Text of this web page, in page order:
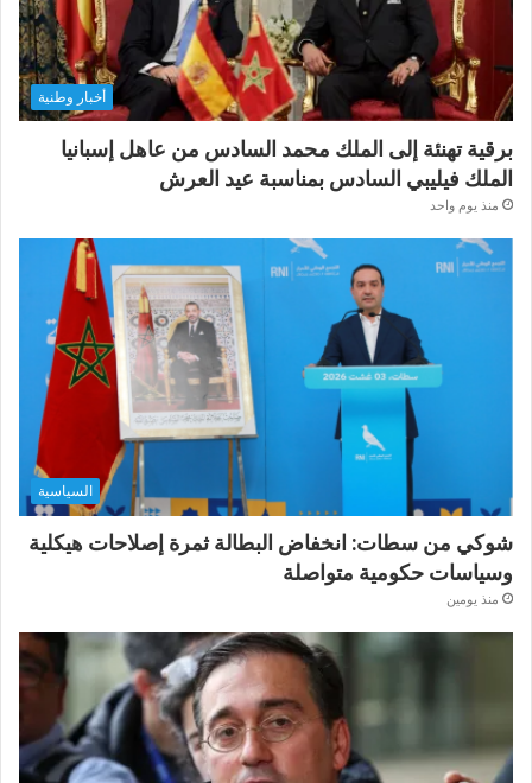
أخبار وطنية
برقية تهنئة إلى الملك محمد السادس من عاهل إسبانيا
الملك فيليبي السادس بمناسبة عيد العرش
منذ يوم واحد
السياسية
شوكي من سطات: انخفاض البطالة ثمرة إصلاحات هيكلية
وسياسات حكومية متواصلة
منذ يومين